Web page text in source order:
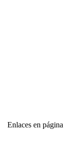
Enlaces en página